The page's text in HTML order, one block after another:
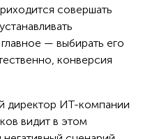
совершать
— выбирать его
конверсия
директор ИТ-компании
видит в этом